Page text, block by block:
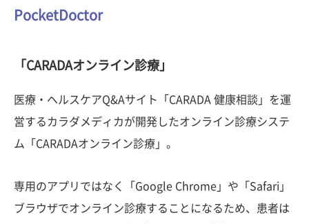
PocketDoctor
「CARADAオンライン診療」
医療・ヘルスケアQ&Aサイト「CARADA 健康相談」を運
営するカラダメディカが開発したオンライン診療システ
ム「CARADAオンライン診療」。
専用のアプリではなく「Google Chrome」や「Safari」
ブラウザでオンライン診療することになるため、患者は